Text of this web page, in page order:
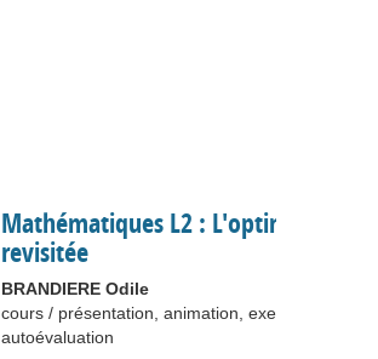
Mathématiques L2 : L'optimisation
revisitée
BRANDIERE Odile
cours / présentation, animation, exercice,
autoévaluation